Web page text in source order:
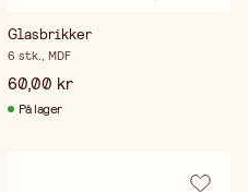
Glasbrikker
6 stk., MDF
60,00 kr
På lager